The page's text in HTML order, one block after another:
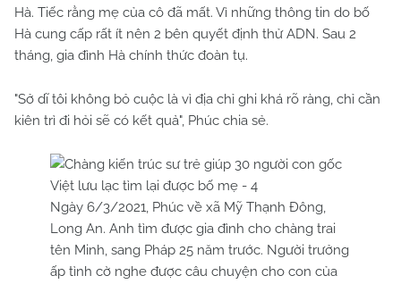
Hà. Tiếc rằng mẹ của cô đã mất. Vì những thông tin do bố
Hà cung cấp rất ít nên 2 bên quyết định thử ADN. Sau 2
tháng, gia đình Hà chính thức đoàn tụ.
"Sở dĩ tôi không bỏ cuộc là vì địa chỉ ghi khá rõ ràng, chỉ cần
kiên trì đi hỏi sẽ có kết quả", Phúc chia sẻ.
Ngày 6/3/2021, Phúc về xã Mỹ Thạnh Đông,
Long An. Anh tìm được gia đình cho chàng trai
tên Minh, sang Pháp 25 năm trước. Người trưởng
ấp tình cờ nghe được câu chuyện cho con của